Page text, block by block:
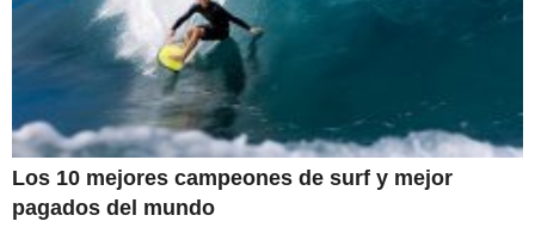
Los 10 mejores campeones de surf y mejor
pagados del mundo